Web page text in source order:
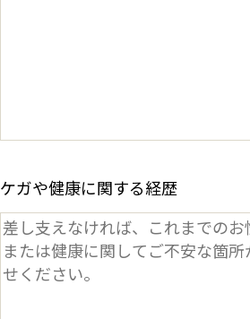
ケガや健康に関する経歴